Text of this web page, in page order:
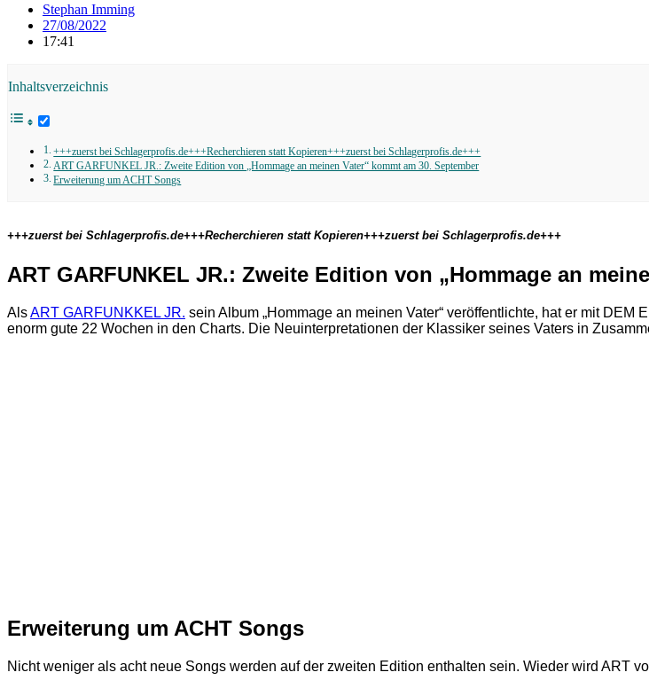
Stephan Imming
27/08/2022
17:41
Inhaltsverzeichnis
+++zuerst bei Schlagerprofis.de+++Recherchieren statt Kopieren+++zuerst bei Schlagerprofis.de+++
ART GARFUNKEL JR.: Zweite Edition von „Hommage an meinen Vater“ kommt am 30. September
Erweiterung um ACHT Songs
+++zuerst bei Schlagerprofis.de+++Recherchieren statt Kopieren+++zuerst bei Schlagerprofis.de+++
ART GARFUNKEL JR.: Zweite Edition von „Hommage an
AlsART GARFUNKKEL JR. sein Album „Hommage an meinen Vater“ veröffentlichte, hat er mit
enorm gute 22 Wochen in den Charts. Die Neuinterpretationen der Klassiker seines Vaters in
Erweiterung um ACHT Songs
Nicht weniger als acht neue Songs werden auf der zweiten Edition enthalten sein. Wieder wird ART